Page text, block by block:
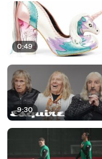
0:49
9:30